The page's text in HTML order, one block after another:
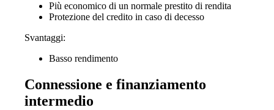
Più economico di un normale prestito di rendita
Protezione del credito in caso di decesso
Svantaggi:
Basso rendimento
Connessione e finanziamento
intermedio